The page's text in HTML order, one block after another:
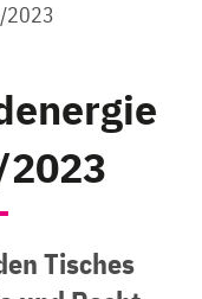
2023
Tisches